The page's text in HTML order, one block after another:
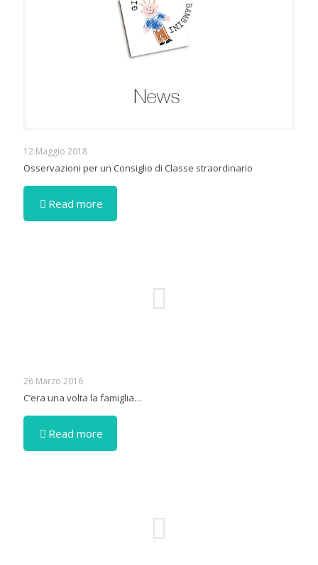
12 Maggio 2018
Osservazioni per un Consiglio di Classe straordinario
Read more
26 Marzo 2016
C’era una volta la famiglia…
Read more